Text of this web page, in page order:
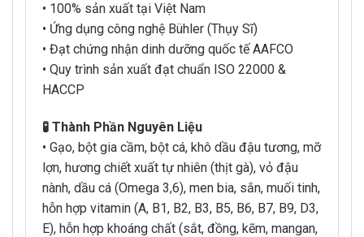
• 100% sản xuất tại Việt Nam
• Ứng dụng công nghệ Bühler (Thụy Sĩ)
• Đạt chứng nhận dinh dưỡng quốc tế AAFCO
• Quy trình sản xuất đạt chuẩn ISO 22000 &
HACCP
🧪 Thành Phần Nguyên Liệu
• Gạo, bột gia cầm, bột cá, khô dầu đậu tương, mỡ
lợn, hương chiết xuất tự nhiên (thịt gà), vỏ đậu
nành, dầu cá (Omega 3,6), men bia, sắn, muối tinh,
hỗn hợp vitamin (A, B1, B2, B3, B5, B6, B7, B9, D3,
E), hỗn hợp khoáng chất (sắt, đồng, kẽm, mangan,